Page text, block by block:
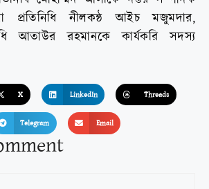
নীলকন্ঠ আইচ মজুমদার,
আতাউর রহমানকে কার্যকরি সদস্য
X LinkedIn Threads
Telegram Email